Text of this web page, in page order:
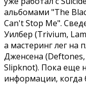
альбомами "The
Can't Stop Me".
Уилбер (Trivium,
а мастеринг лег на
Дженсена
Slipknot). Пока еще
информации, когда